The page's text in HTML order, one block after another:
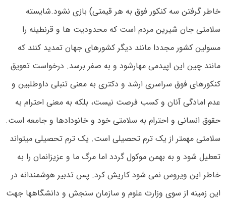
خاطر گرفتن سه کنکور فوق به هر قیمتی) بازی نشود.شایسته
سلامتی جان شیرین مردم است که محدودیت ها و قرنطینه را
مسولین کشور مجددا مانند دیگر کشورهای جهان تمدید کنند که
مانند چین این اپیدمی مهارشود و به صفر برسد. درخواست تعویق
کنکورهای فوق سراسری ارشد و دکتری به معنی تنبلی داوطلبین و
عدم امادگی آنان و کسب فرصت نیست، بلکه به معنی احترام به
حقوق انسانی و احترام به سلامتی خود و خانودادها و جامعه است.
سلامتی مهمتر از یک ترم تحصیلی است. یک ترم تحصیلی میتواند
تعطیل شود و به بهمن موکول گردد اما مرگ ما و عزیزانمان را به
خاطر این ویروس نمی شود کاریش کرد. پس تدبیر هوشمندانه در
این زمینه از سوی وزارت علوم و سازمان سنجش و دانشگاهها جهت